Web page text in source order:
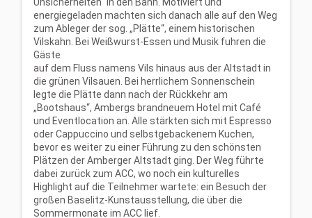
energiegeladen machten sich danach alle auf den Weg
zum Ableger der sog. „Plätte“, einem historischen
Vilskahn. Bei Weißwurst-Essen und Musik fuhren die
Gäste
auf dem Fluss namens Vils hinaus aus der Altstadt in
die grünen Vilsauen. Bei herrlichem Sonnenschein
legte die Plätte dann nach der Rückkehr am
„Bootshaus“, Ambergs brandneuem Hotel mit Café
und Eventlocation an. Alle stärkten sich mit Espresso
oder Cappuccino und selbstgebackenem Kuchen,
bevor es weiter zu einer Führung zu den schönsten
Plätzen der Amberger Altstadt ging. Der Weg führte
dabei zurück zum ACC, wo noch ein kulturelles
Highlight auf die Teilnehmer wartete: ein Besuch der
großen Baselitz-Kunstausstellung, die über die
Sommermonate im ACC lief.